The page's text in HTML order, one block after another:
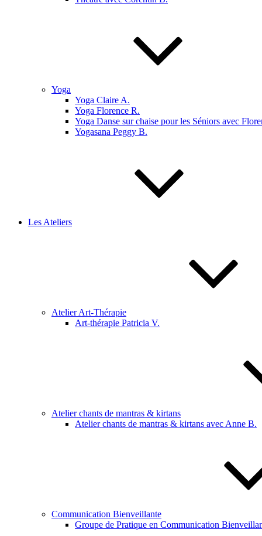
Yoga
Yoga Claire A.
Yoga Florence R.
Yoga Danse sur chaise pour les Séniors avec
Yogasana Peggy B.
Les Ateliers
Atelier Art-Thérapie
Art-thérapie Patricia V.
Atelier chants de mantras & kirtans
Atelier chants de mantras & kirtans avec Anne B.
Communication Bienveillante
Groupe de Pratique en Communication